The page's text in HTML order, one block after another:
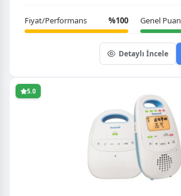
Fiyat/Performans %100 Genel Puan
Detaylı İncele
5.0